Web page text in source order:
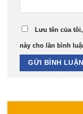
Lưu tên của
này cho lần bình